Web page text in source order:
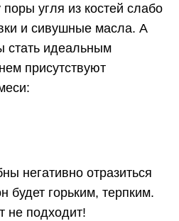
угля из костей слабо
и сивушные масла. А
стать идеальным
присутствуют
негативно отразиться
будет горьким, терпким.
не подходит!